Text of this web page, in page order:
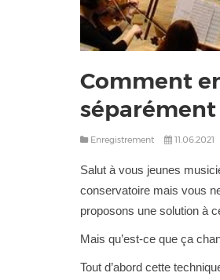
Comment
séparément
Enregistrement 11.06.2021
Salut à vous jeunes
conservatoire mais vous
proposons une solution à
Mais qu’est-ce que ça
Tout d’abord cette